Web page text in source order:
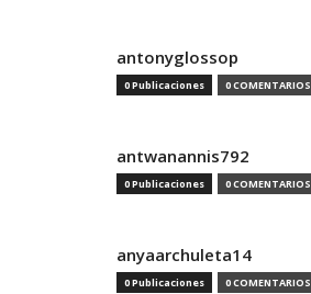
antonyglossop
0 Publicaciones 0 COMENTARIOS
antwanannis792
0 Publicaciones 0 COMENTARIOS
anyaarchuleta14
0 Publicaciones 0 COMENTARIOS